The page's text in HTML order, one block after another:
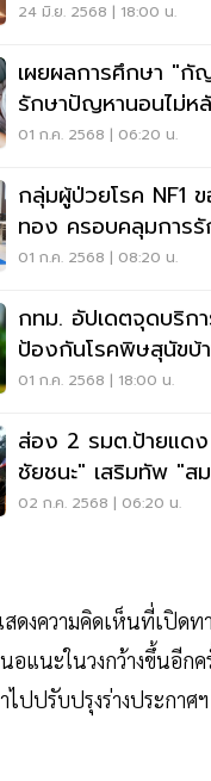
24 มิ.ย. 2568 | 18:00 น.
เผยผลการศึกษา "กั
รักษาปัญหานอนไม่
ข้อเสีย
01 ก.ค. 2568 | 06:20 น.
กลุ่มผู้ป่วยโรค NF1
ทอง ครอบคลุมการรั
01 ก.ค. 2568 | 08:20 น.
กทม. อัปเดตจุดบริก
ป้องกันโรคพิษสุนัขบ้
01 ก.ค. 2568 | 18:00 น.
ส่อง 2 รมต.ป้ายแด
ชัยชนะ" เสริมทัพ "ส
สาธารณสุข
02 ก.ค. 2568 | 06:20 น.
ดงความคิดเห็นที่เปิด
แนะในวงกว้างขึ้นอีก
ปปรับปรุงร่างประกา